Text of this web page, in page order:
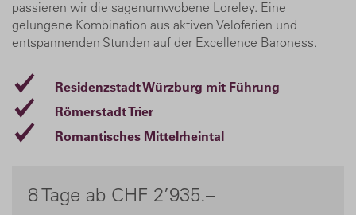
passieren wir die sagenumwobene Loreley. Eine
gelungene Kombination aus aktiven Veloferien und
entspannenden Stunden auf der Excellence Baroness.
Residenzstadt Würzburg mit Führung
Römerstadt Trier
Romantisches Mittelrheintal
8 Tage ab CHF 2’935.–